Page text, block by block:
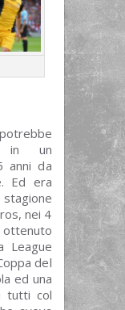
in un
anni da
Ed era
nei 4
League
del
ed una
tutti col